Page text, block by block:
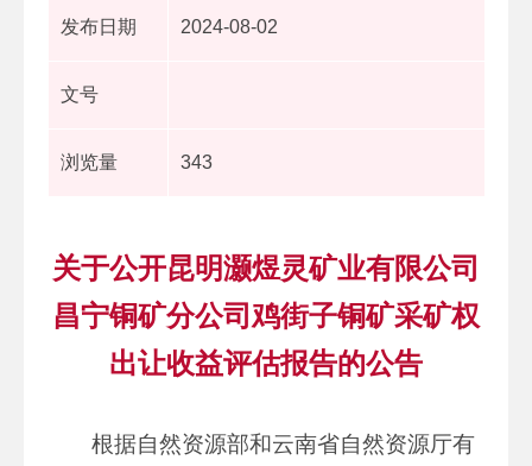
发布日期 2024-08-02
文号
浏览量 343
关于公开昆明灏煜灵矿业有限公司
昌宁铜矿分公司鸡街子铜矿采矿权
出让收益评估报告的公告
根据自然资源部和云南省自然资源厅有